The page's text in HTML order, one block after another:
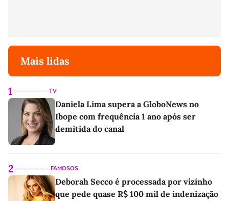
Mais lidas
1 TV
Daniela Lima supera a GloboNews no
Ibope com frequência 1 ano após ser
demitida do canal
2 FAMOSOS
Deborah Secco é processada por vizinho
que pede quase R$ 100 mil de indenização